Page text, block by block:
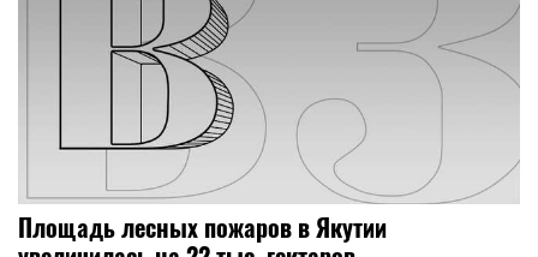
Площадь лесных пожаров в Якутии